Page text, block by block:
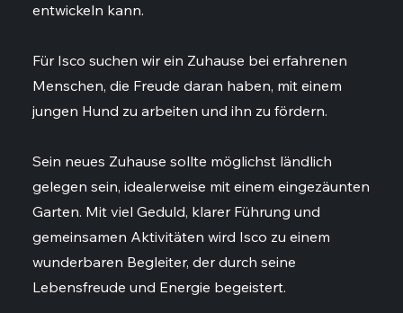
entwickeln kann.
Für Isco suchen wir ein Zuhause bei erfahrenen
Menschen, die Freude daran haben, mit einem
jungen Hund zu arbeiten und ihn zu fördern.
Sein neues Zuhause sollte möglichst ländlich
gelegen sein, idealerweise mit einem eingezäunten
Garten. Mit viel Geduld, klarer Führung und
gemeinsamen Aktivitäten wird Isco zu einem
wunderbaren Begleiter, der durch seine
Lebensfreude und Energie begeistert.